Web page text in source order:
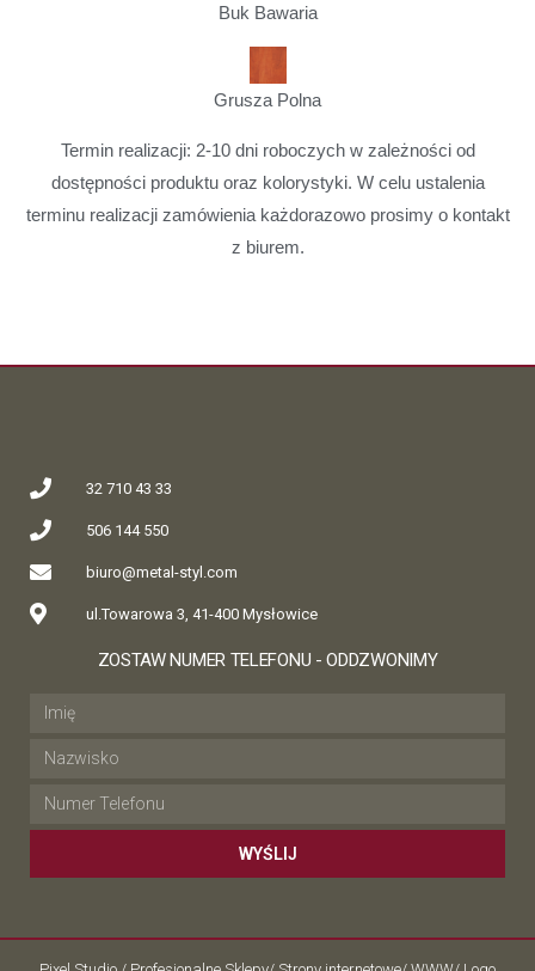
Buk Bawaria
Grusza Polna
Termin realizacji: 2-10 dni roboczych w zależności od
dostępności produktu oraz kolorystyki. W celu ustalenia
terminu realizacji zamówienia każdorazowo prosimy o kontakt
z biurem.
32 710 43 33
506 144 550
biuro@metal-styl.com
ul.Towarowa 3, 41-400 Mysłowice
ZOSTAW NUMER TELEFONU - ODDZWONIMY
WYŚLIJ